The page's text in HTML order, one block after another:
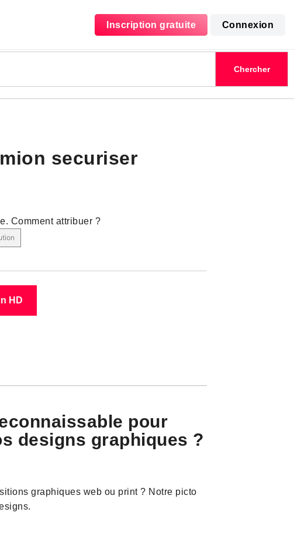
Inscription gratuite Connexion
securiser
Comment attribuer ?
HD
pour
designs graphiques ?
graphiques web ou print ? Notre picto